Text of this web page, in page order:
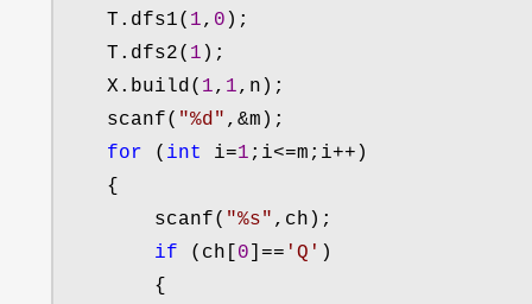
    T.dfs1(
1, 0 );
    T.dfs2(
1 );
    X.build(
1, 1,n);
    scanf(
"%d" ,&m);
for ( int i=1 ;i<=m;i++ )
    {
        scanf(
"%s" ,ch);
if (ch[ 0 ]== 'Q ' )
        {